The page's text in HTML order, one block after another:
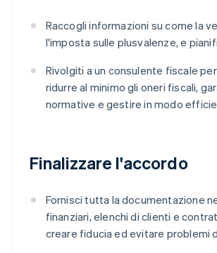
Raccogli informazioni su come la
l'imposta sulle plusvalenze, e
Rivolgiti a un consulente fiscale
ridurre al minimo gli oneri fiscali,
normative e gestire in modo
Finalizzare l'accordo
Fornisci tutta la documentazione
finanziari, elenchi di clienti e
creare fiducia ed evitare problemi